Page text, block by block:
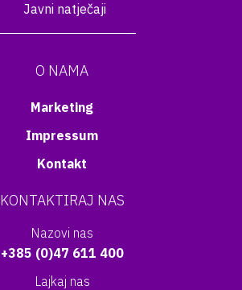
Javni natječaji
O NAMA
Marketing
Impressum
Kontakt
KONTAKTIRAJ NAS
Nazovi nas
+385 (0)47 611 400
Lajkaj nas